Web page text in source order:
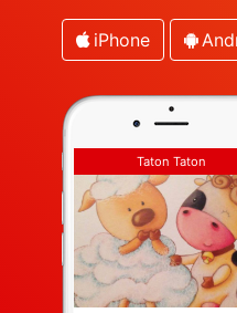
iPhone
Taton Taton